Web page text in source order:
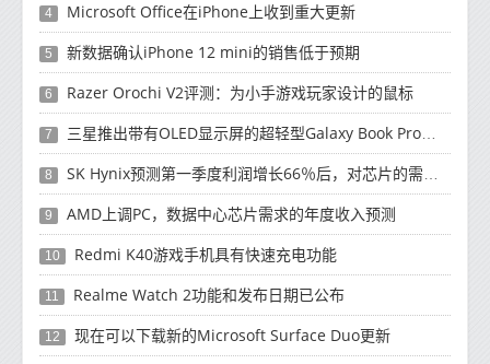
4 Microsoft Office在iPhone上收到重大更新
5 新数据确认iPhone 12 mini的销售低于预期
6 Razer Orochi V2评测：为小手游戏玩家设计的鼠标
7 三星推出带有OLED显示屏的超轻型Galaxy Book Pro和Galaxy Book Pro 360笔记本电脑
8 SK Hynix预测第一季度利润增长66％后，对芯片的需求将增强
9 AMD上调PC，数据中心芯片需求的年度收入预测
10 Redmi K40游戏手机具有快速充电功能
11 Realme Watch 2功能和发布日期已公布
12 现在可以下载新的Microsoft Surface Duo更新